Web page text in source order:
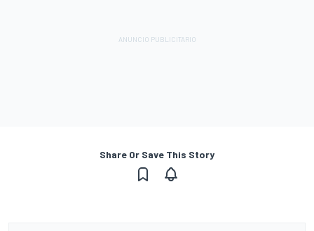
Share Or Save This Story